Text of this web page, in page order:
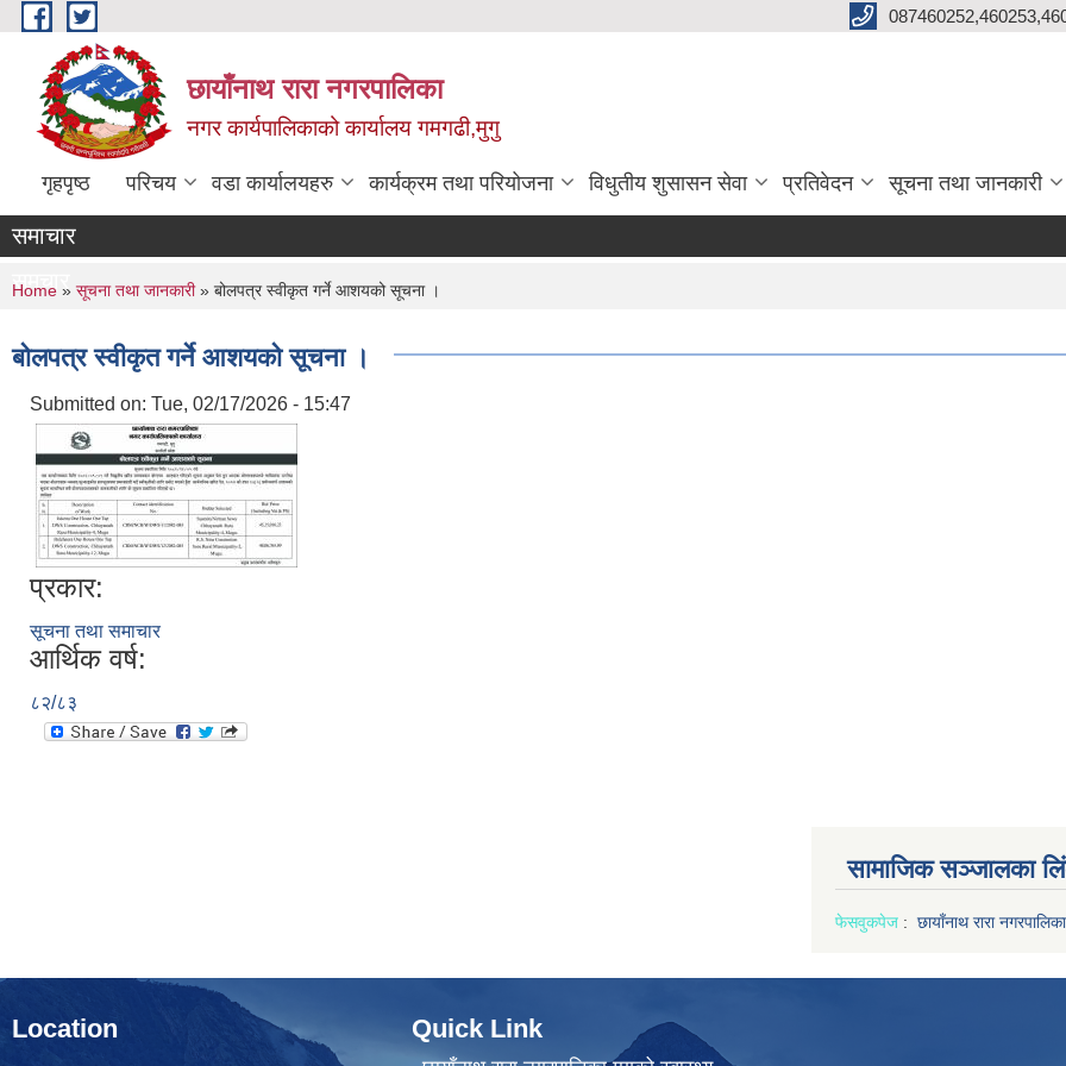
Skip to main content
छायाँनाथ रारा नगरपालिका
नगर कार्यपालिकाको कार्यालय गमगढी,मुगु
गृहपृष्ठ परिचय वडा कार्यालयहरु कार्यक्रम तथा परियोजना विधुतीय शुसासन सेवा प्रतिवेदन सूचना तथा जानकारी
समाचार
समचार
You are here
Home » सूचना तथा जानकारी» बोलपत्र स्वीकृत गर्ने आशयको सूचना ।
बोलपत्र स्वीकृत गर्ने आशयको सूचना ।
Submitted on: Tue, 02/17/2026 - 15:47
प्रकार:
सूचना तथा समाचार
आर्थिक वर्ष:
८२/८३
सामाजिक सञ्जालका
फेसवुकपेज : छायाँनाथ रारा
Location Quick Link